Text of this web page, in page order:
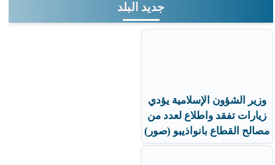
جديد البلد
وزير الشؤون الإسلامية يؤدي
زيارات تفقد واطلاع لعدد من
مصالح القطاع بانواذيبو (صور)